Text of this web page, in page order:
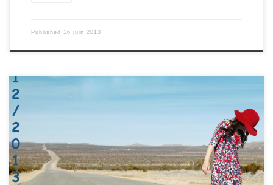
Published 16 juin 2013
J’adore aller à l’atelier ÉcritureS, le lundi, mais ce qui me crève le
cœur, c’est que cet atelier est à la même heure que mon cours de
latin… Je dois m’absenter de ce merveilleux cours et, surtout, je
n’assiste donc pas aux merveilleuses blagues de mon professeur!
D’ailleurs, à chaque fois que je lui demande l’autorisation de rater
son cours, il essaie de me faire culpabiliser en me disant qu’une